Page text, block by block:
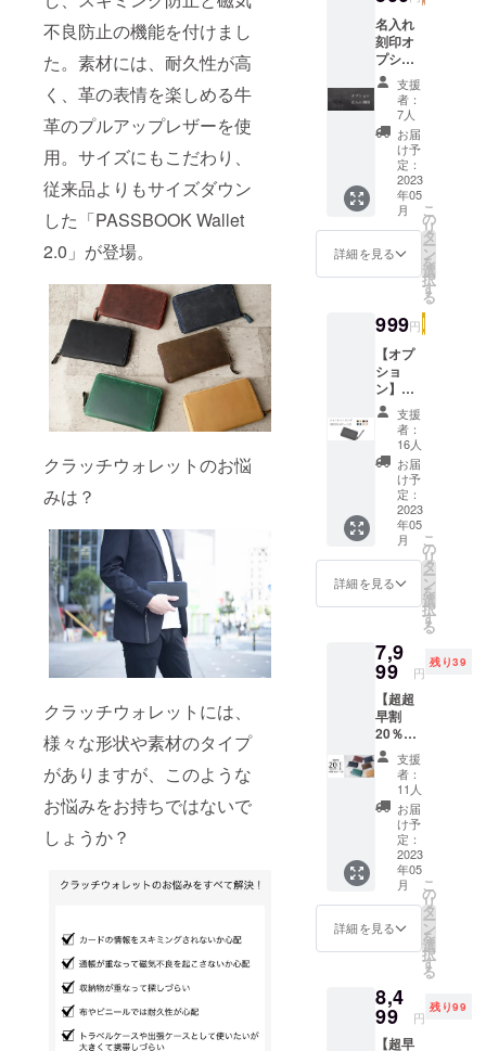
不良防止の機能を付けまし
た。素材には、耐久性が高
く、革の表情を楽しめる牛
革のプルアップレザーを使
用。サイズにもこだわり、
従来品よりもサイズダウン
した「PASSBOOK Wallet
2.0」が登場。
クラッチウォレットのお悩
みは？
クラッチウォレットには、
様々な形状や素材のタイプ
がありますが、このような
お悩みをお持ちではないで
しょうか？
けてもらう
ことで、
ちょっぴり
リッチな気
分になって
く・・・。
そんな思い
を込めて、
お届けした
いと思って
長くご愛用
いただけま
すと幸いで
す！
名入れ
刻印オ
プショ
ン こち
らはク
ラッチ
ウォ
レット
への刻
印オプ
ション
です。
単品で
の購入
は出来
ませ
点につ
き500円
のオプ
ション
で名入
れ刻印
を承り
ます。
刻印可
能文字
数：3文
字まで
刻印可
能文
字：
(ローマ
字 大文
字のみ)
FGHIJK
LMNOP
QRSTU
VWXYZ
(数字)
012345
6789
(記号) .
(ドット)
※ローマ
字 小文
字で入
力いた
だいた
場合で
も全て
【大文
ます ※
発送日
程は
支援
者：
7人
お届
け予
定：
2023
年05
月
詳細を見る
こ
の
リ
タ
ー
ン
を
選
択
す
る
999円
【オプ
ショ
ン】ハ
ンドス
トラッ
らは
PASSB
OOK
Wallet2.
0をご支
援いた
だいた
方のオ
プショ
ンとな
す。 単
品での
購入は
できま
せん。
カラー
をお選
びくだ
さい。
Choco /
Camel /
Black /
Wine /
Navy /
Dark
green /
Greige /
※こちら
は既製
品とな
ります
支援
者：
16人
お届
け予
定：
2023
年05
月
詳細を見る
こ
の
リ
タ
ー
ン
を
選
択
す
る
7,9
99 円
残り39
【超超
早割
20％OF
F】
PASSB
OOK
Wallet2.
0 お好
きなカ
ラー1本
「PASS
BOOK
Wallet2.
0」
【超超
早割
F】
7,999円
/ 先着50
名様
支援
者：
11人
お届
け予
定：
2023
年05
月
詳細を見る
こ
の
リ
タ
ー
ン
を
選
択
す
る
8,4
99 円
残り99
【超早